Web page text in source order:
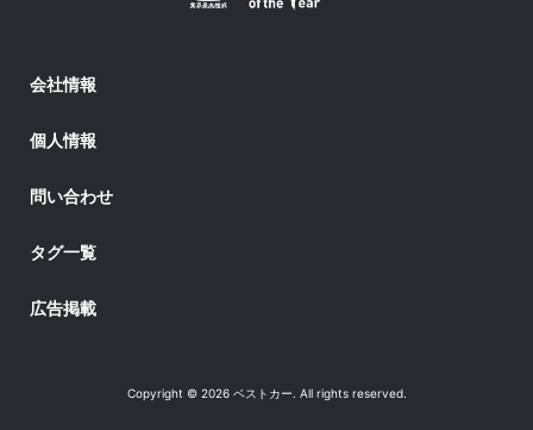
会社情報
個人情報
問い合わせ
タグ一覧
広告掲載
Copyright © 2026 ベストカー. All rights reserved.